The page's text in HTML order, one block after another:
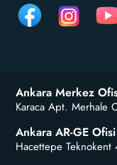
Ankara Merkez
Karaca Apt. Merhale
Ankara AR-GE Ofisi
Hacettepe